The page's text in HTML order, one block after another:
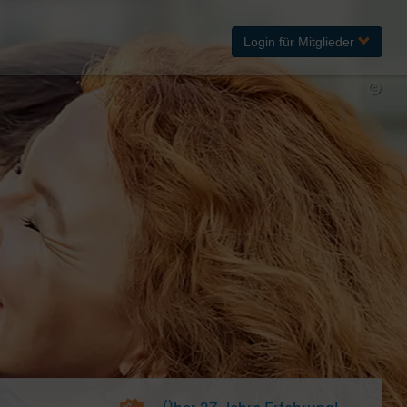
Login für Mitglieder